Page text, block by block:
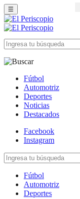
☰
Fútbol
Automotriz
Deportes
Noticias
Destacados
Facebook
Instagram
Fútbol
Automotriz
Deportes